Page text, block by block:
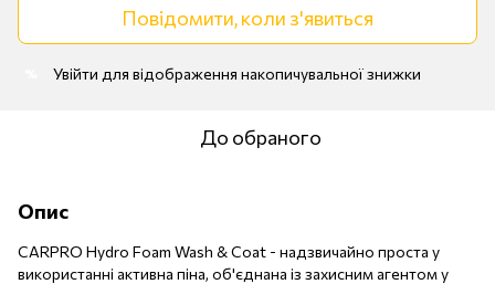
Повідомити, коли з'явиться
Увійти для відображення накопичувальної знижки
До обраного
Опис
CARPRO Hydro Foam Wash & Coat - надзвичайно проста у
використанні активна піна, об'єднана із захисним агентом у